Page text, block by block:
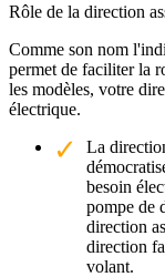
Rôle de la direction
Comme son nom
permet de faciliter la
les modèles, votre
électrique.
La
besoin
pompe de
direction
direction
volant.